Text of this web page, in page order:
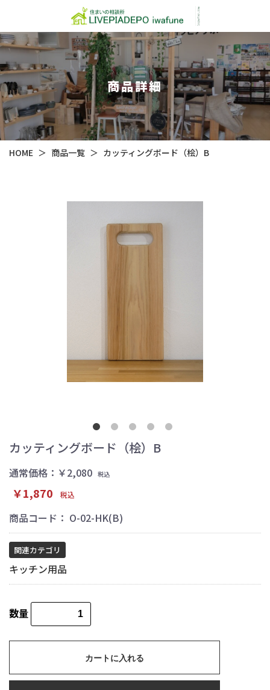
商品詳細
HOME ＞ 商品一覧 ＞ カッティングボード（桧）B
カッティングボード（桧）B
通常価格：￥2,080 税込
￥1,870 税込
商品コード： O-02-HK(B)
関連カテゴリ
キッチン用品
数量
カートに入れる